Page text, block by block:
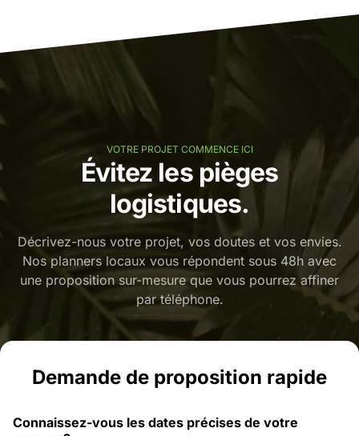
VOTRE PROJET COMMENCE ICI
Évitez les pièges
logistiques.
Décrivez-nous votre projet, vos doutes et vos envies.
Nos planners locaux vous répondent sous 48h avec
une proposition sur-mesure que vous pourrez affiner
par téléphone.
Demande de proposition rapide
Connaissez-vous les dates précises de votre